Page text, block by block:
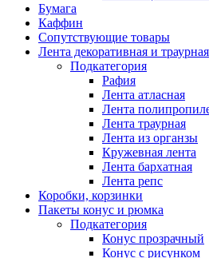
Бумага
Каффин
Сопутствующие товары
Лента декоративная и траурная
Подкатегория
Рафия
Лента атласная
Лента
Лента траурная
Лента из органзы
Кружевная лента
Лента бархатная
Лента репс
Коробки, корзинки
Пакеты конус и рюмка
Подкатегория
Конус прозрачный
Конус с рисунком